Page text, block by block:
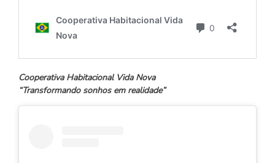
Cooperativa Habitacional Vida Nova
“Transformando sonhos em realidade”